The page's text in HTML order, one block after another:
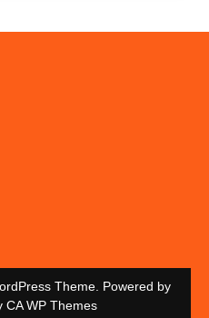
Theme. Powered by
CA WP Themes